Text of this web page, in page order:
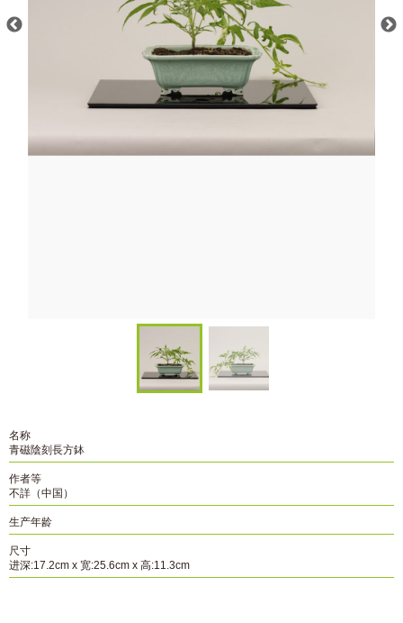
名称
青磁陰刻長方鉢
作者等
不詳（中国）
生产年龄
尺寸
进深:17.2cm x 宽:25.6cm x 高:11.3cm